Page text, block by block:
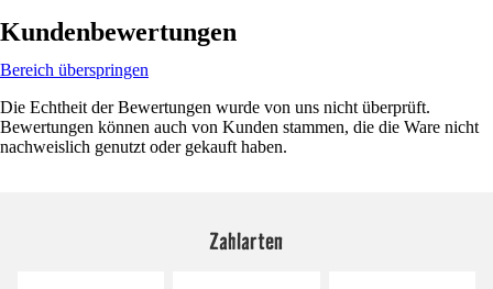
Kundenbewertungen
Bereich überspringen
Die Echtheit der Bewertungen wurde von uns nicht überprüft.
Bewertungen können auch von Kunden stammen, die die Ware nicht
nachweislich genutzt oder gekauft haben.
Zahlarten